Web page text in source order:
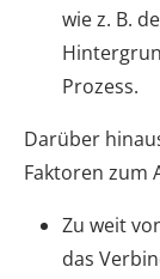
wie z. B.
Prozess.
Darüber
Faktoren zum
Zu weit
das